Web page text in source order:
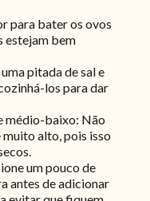
para bater os ovos
estejam bem
pitada de sal e
los para dar
médio-baixo: Não
alto, pois isso
um pouco de
antes de adicionar